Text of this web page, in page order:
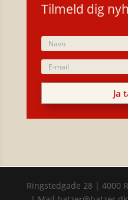
Tilmeld dig
Ja
Ringstedgade 28 | 4000